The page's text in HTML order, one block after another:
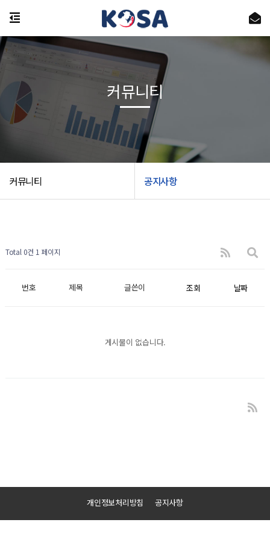
커뮤니티 공지사항
커뮤니티
Total 0건 1 페이지
번호 제목 글쓴이 조회 날짜
게시물이 없습니다.
개인정보처리방침 공지사항